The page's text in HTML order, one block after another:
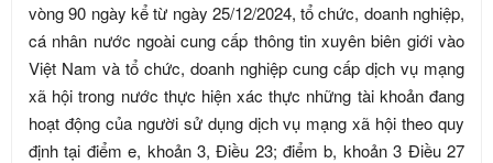
vòng 90 ngày kể từ ngày 25/12/2024, tổ chức, doanh nghiệp,
cá nhân nước ngoài cung cấp thông tin xuyên biên giới vào
Việt Nam và tổ chức, doanh nghiệp cung cấp dịch vụ mạng
xã hội trong nước thực hiện xác thực những tài khoản đang
hoạt động của người sử dụng dịch vụ mạng xã hội theo quy
định tại điểm e, khoản 3, Điều 23; điểm b, khoản 3 Điều 27